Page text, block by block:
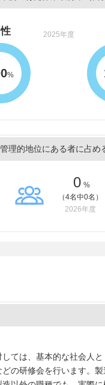
2025年度
%
理的地位にある者に占め
0 %
（4名中0名）
2026年度
しては、基本的な社会人
の研修会を行います。